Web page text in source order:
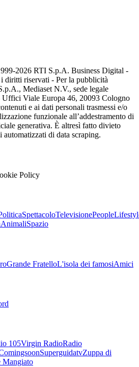
2026 RTI S.p.A. Business Digital -
diritti riservati - Per la pubblicità
Mediaset N.V., sede legale
Uffici Viale Europa 46, 20093 Cologno
e ai dati personali trasmessi e/o
funzionale all’addestramento di
generativa. È altresì fatto divieto
automatizzati di data scraping.
Policy
SpettacoloTelevisionePeople
AnimaliSpazio
Grande FratelloL'isola dei famosiAmici
105Virgin RadioRadio
SuperguidatvZuppa di
Mangiato